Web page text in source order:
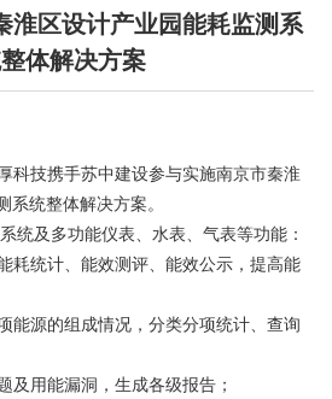
淮区设计产业园能耗监测系
体解决方案
科技携手苏中建设参与实施南京市秦淮
系统整体解决方案。
统及多功能仪表、水表、气表等功能：
耗统计、能效测评、能效公示，提高能
能源的组成情况，分类分项统计、查询
及用能漏洞，生成各级报告；